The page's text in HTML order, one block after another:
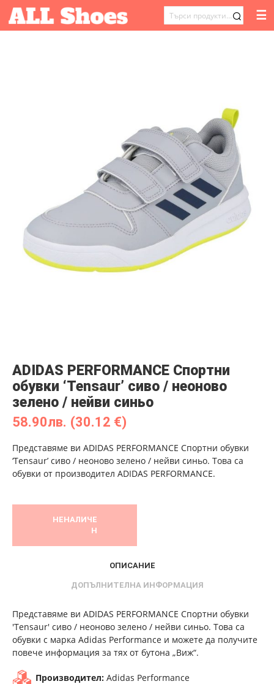
ТЪРСЕНЕ
☰
ADIDAS PERFORMANCE Спортни
обувки ‘Tensaur’ сиво / неоново
зелено / нейви синьо
58.90лв. (30.12 €)
Представяме ви ADIDAS PERFORMANCE Спортни обувки
‘Tensaur’ сиво / неоново зелено / нейви синьо. Това са
обувки от производител ADIDAS PERFORMANCE.
НЕНАЛИЧЕ
Н
ОПИСАНИЕ
ДОПЪЛНИТЕЛНА ИНФОРМАЦИЯ
Представяме ви ADIDAS PERFORMANCE Спортни обувки
'Tensaur' сиво / неоново зелено / нейви синьо. Това са
обувки с марка Adidas Performance и можете да получите
повече информация за тях от бутона „Виж“.
Производител: Adidas Performance